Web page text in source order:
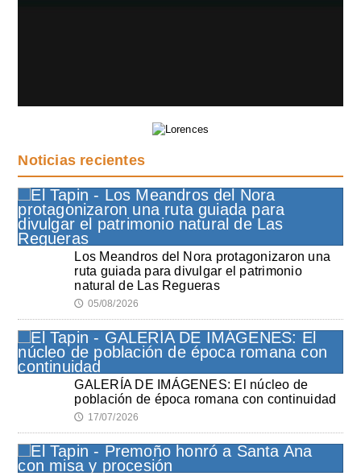
Noticias recientes
Los Meandros del Nora protagonizaron una
ruta guiada para divulgar el patrimonio
natural de Las Regueras
🕔 05/08/2026
GALERÍA DE IMÁGENES: El núcleo de
población de época romana con continuidad
🕔 17/07/2026